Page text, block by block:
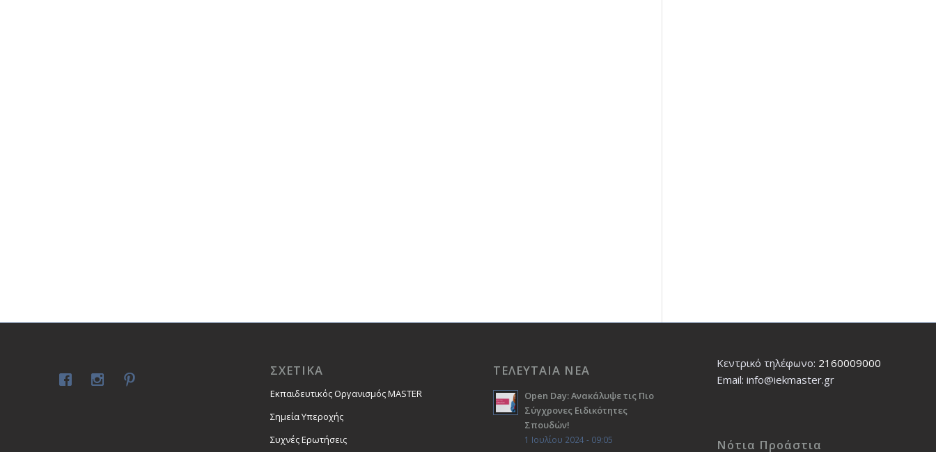
ΣΧΕΤΙΚΑ
Εκπαιδευτικός Οργανισμός MASTER
Σημεία Υπεροχής
Συχνές Ερωτήσεις
ΤΕΛΕΥΤΑΙΑ ΝΕΑ
Open Day: Ανακάλυψε τις Πιο
Σύγχρονες Ειδικότητες
Σπουδών!
1 Ιουλίου 2024 - 09:05
Κεντρικό τηλέφωνο: 2160009000
Εmail: info@iekmaster.gr
Νότια Προάστια